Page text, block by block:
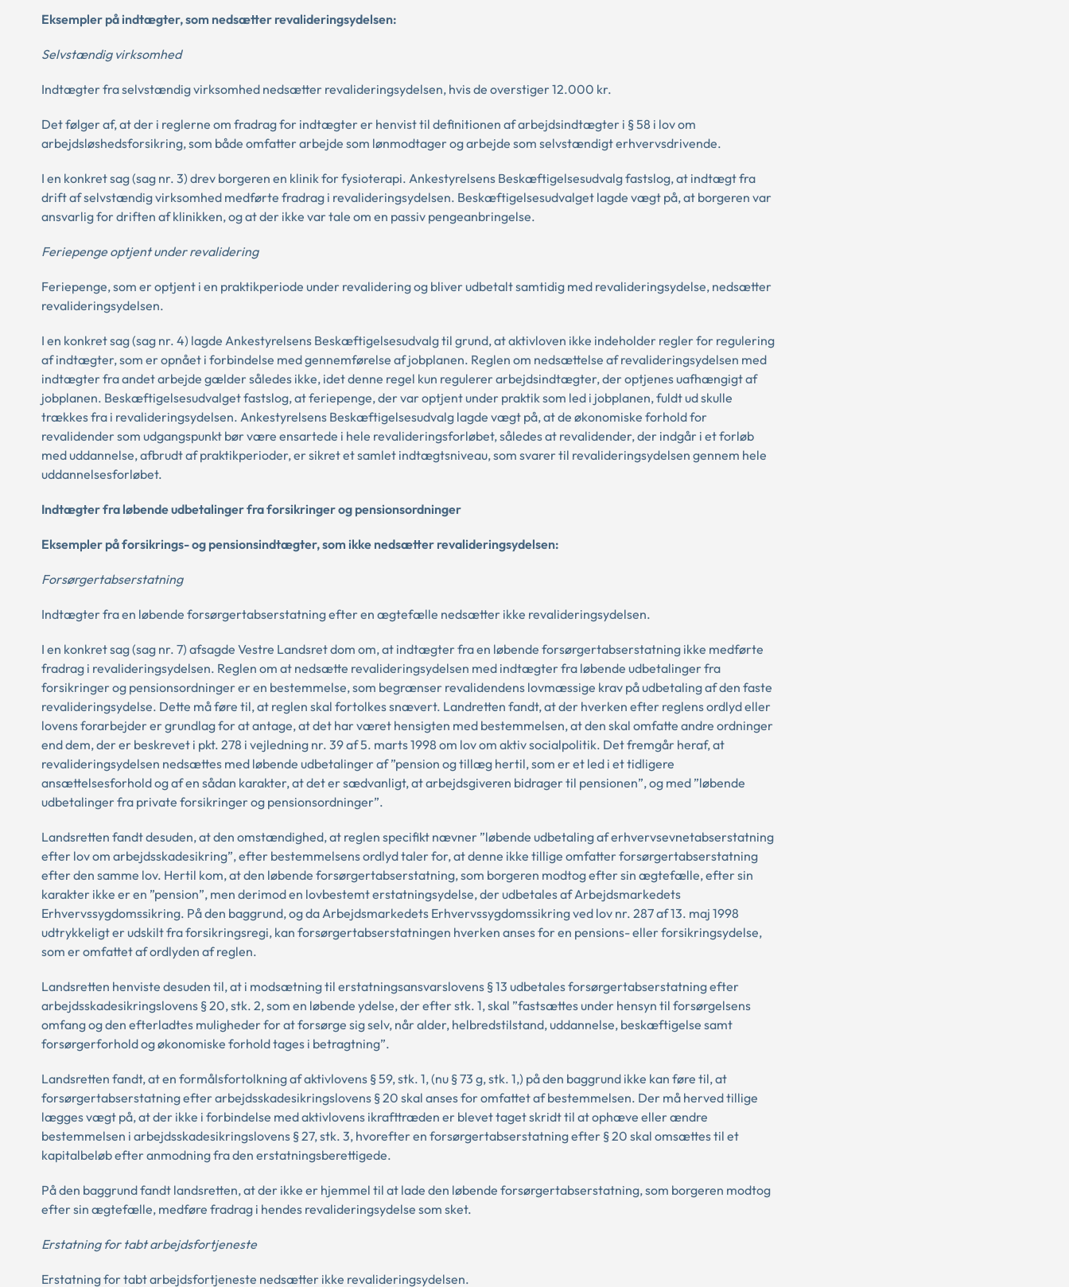
Eksempler på indtægter, som nedsætter revalideringsydelsen:
Selvstændig virksomhed
Indtægter fra selvstændig virksomhed nedsætter revalideringsydelsen, hvis de overstiger 12.000 kr.
Det følger af, at der i reglerne om fradrag for indtægter er henvist til definitionen af arbejdsindtægter i § 58 i lov om
arbejdsløshedsforsikring, som både omfatter arbejde som lønmodtager og arbejde som selvstændigt erhvervsdrivende.
I en konkret sag (sag nr. 3) drev borgeren en klinik for fysioterapi. Ankestyrelsens Beskæftigelsesudvalg fastslog, at indtægt fra
drift af selvstændig virksomhed medførte fradrag i revalideringsydelsen. Beskæftigelsesudvalget lagde vægt på, at borgeren var
ansvarlig for driften af klinikken, og at der ikke var tale om en passiv pengeanbringelse.
Feriepenge optjent under revalidering
Feriepenge, som er optjent i en praktikperiode under revalidering og bliver udbetalt samtidig med revalideringsydelse, nedsætter
revalideringsydelsen.
I en konkret sag (sag nr. 4) lagde Ankestyrelsens Beskæftigelsesudvalg til grund, at aktivloven ikke indeholder regler for regulering
af indtægter, som er opnået i forbindelse med gennemførelse af jobplanen. Reglen om nedsættelse af revalideringsydelsen med
indtægter fra andet arbejde gælder således ikke, idet denne regel kun regulerer arbejdsindtægter, der optjenes uafhængigt af
jobplanen. Beskæftigelsesudvalget fastslog, at feriepenge, der var optjent under praktik som led i jobplanen, fuldt ud skulle
trækkes fra i revalideringsydelsen. Ankestyrelsens Beskæftigelsesudvalg lagde vægt på, at de økonomiske forhold for
revalidender som udgangspunkt bør være ensartede i hele revalideringsforløbet, således at revalidender, der indgår i et forløb
med uddannelse, afbrudt af praktikperioder, er sikret et samlet indtægtsniveau, som svarer til revalideringsydelsen gennem hele
uddannelsesforløbet.
Indtægter fra løbende udbetalinger fra forsikringer og pensionsordninger
Eksempler på forsikrings- og pensionsindtægter, som ikke nedsætter revalideringsydelsen:
Forsørgertabserstatning
Indtægter fra en løbende forsørgertabserstatning efter en ægtefælle nedsætter ikke revalideringsydelsen.
I en konkret sag (sag nr. 7) afsagde Vestre Landsret dom om, at indtægter fra en løbende forsørgertabserstatning ikke medførte
fradrag i revalideringsydelsen. Reglen om at nedsætte revalideringsydelsen med indtægter fra løbende udbetalinger fra
forsikringer og pensionsordninger er en bestemmelse, som begrænser revalidendens lovmæssige krav på udbetaling af den faste
revalideringsydelse. Dette må føre til, at reglen skal fortolkes snævert. Landretten fandt, at der hverken efter reglens ordlyd eller
lovens forarbejder er grundlag for at antage, at det har været hensigten med bestemmelsen, at den skal omfatte andre ordninger
end dem, der er beskrevet i pkt. 278 i vejledning nr. 39 af 5. marts 1998 om lov om aktiv socialpolitik. Det fremgår heraf, at
revalideringsydelsen nedsættes med løbende udbetalinger af ”pension og tillæg hertil, som er et led i et tidligere
ansættelsesforhold og af en sådan karakter, at det er sædvanligt, at arbejdsgiveren bidrager til pensionen”, og med ”løbende
udbetalinger fra private forsikringer og pensionsordninger”.
Landsretten fandt desuden, at den omstændighed, at reglen specifikt nævner ”løbende udbetaling af erhvervsevnetabserstatning
efter lov om arbejdsskadesikring”, efter bestemmelsens ordlyd taler for, at denne ikke tillige omfatter forsørgertabserstatning
efter den samme lov. Hertil kom, at den løbende forsørgertabserstatning, som borgeren modtog efter sin ægtefælle, efter sin
karakter ikke er en ”pension”, men derimod en lovbestemt erstatningsydelse, der udbetales af Arbejdsmarkedets
Erhvervssygdomssikring. På den baggrund, og da Arbejdsmarkedets Erhvervssygdomssikring ved lov nr. 287 af 13. maj 1998
udtrykkeligt er udskilt fra forsikringsregi, kan forsørgertabserstatningen hverken anses for en pensions- eller forsikringsydelse,
som er omfattet af ordlyden af reglen.
Landsretten henviste desuden til, at i modsætning til erstatningsansvarslovens § 13 udbetales forsørgertabserstatning efter
arbejdsskadesikringslovens § 20, stk. 2, som en løbende ydelse, der efter stk. 1, skal ”fastsættes under hensyn til forsørgelsens
omfang og den efterladtes muligheder for at forsørge sig selv, når alder, helbredstilstand, uddannelse, beskæftigelse samt
forsørgerforhold og økonomiske forhold tages i betragtning”.
Landsretten fandt, at en formålsfortolkning af aktivlovens § 59, stk. 1, (nu § 73 g, stk. 1,) på den baggrund ikke kan føre til, at
forsørgertabserstatning efter arbejdsskadesikringslovens § 20 skal anses for omfattet af bestemmelsen. Der må herved tillige
lægges vægt på, at der ikke i forbindelse med aktivlovens ikrafttræden er blevet taget skridt til at ophæve eller ændre
bestemmelsen i arbejdsskadesikringslovens § 27, stk. 3, hvorefter en forsørgertabserstatning efter § 20 skal omsættes til et
kapitalbeløb efter anmodning fra den erstatningsberettigede.
På den baggrund fandt landsretten, at der ikke er hjemmel til at lade den løbende forsørgertabserstatning, som borgeren modtog
efter sin ægtefælle, medføre fradrag i hendes revalideringsydelse som sket.
Erstatning for tabt arbejdsfortjeneste
Erstatning for tabt arbejdsfortjeneste nedsætter ikke revalideringsydelsen.